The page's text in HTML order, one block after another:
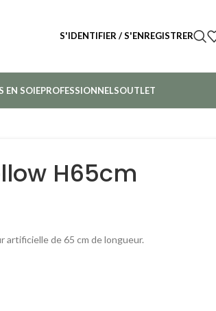
S'IDENTIFIER / S'ENREGISTRER
EN SOIEPROFESSIONNELSOUTLET
H65cm
artificielle de 65 cm de longueur.